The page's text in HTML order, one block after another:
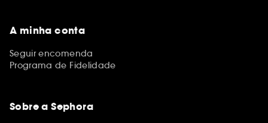
A minha conta
Seguir encomenda
Programa de Fidelidade
Sobre a Sephora